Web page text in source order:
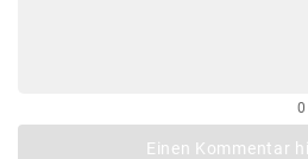
Einen Kommentar